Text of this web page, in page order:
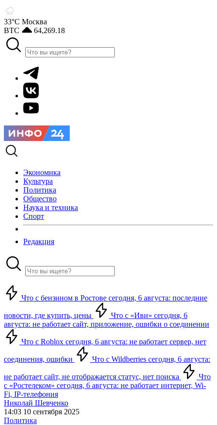
33°С Москва
BTC
64,269.18
Экономика
Культура
Политика
Общество
Наука и техника
Спорт
Редакция
Что с бензином в Ростове сегодня, 6 августа: последние
новости, где купить, цены
Что с «Иви» сегодня, 6
августа: не работает сайт, приложение, ошибки о соединении
Что с Roblox сегодня, 6 августа: не работает сервер, нет
соединения, ошибки Что с Wildberries сегодня, 6 августа:
не работает сайт, не отображается статус, нет поиска
Что
с «Ростелеком» сегодня, 6 августа: не работает интернет, Wi-
Fi, IP-телефония
Николай Шевченко
14:03 10 сентября 2025
Политика